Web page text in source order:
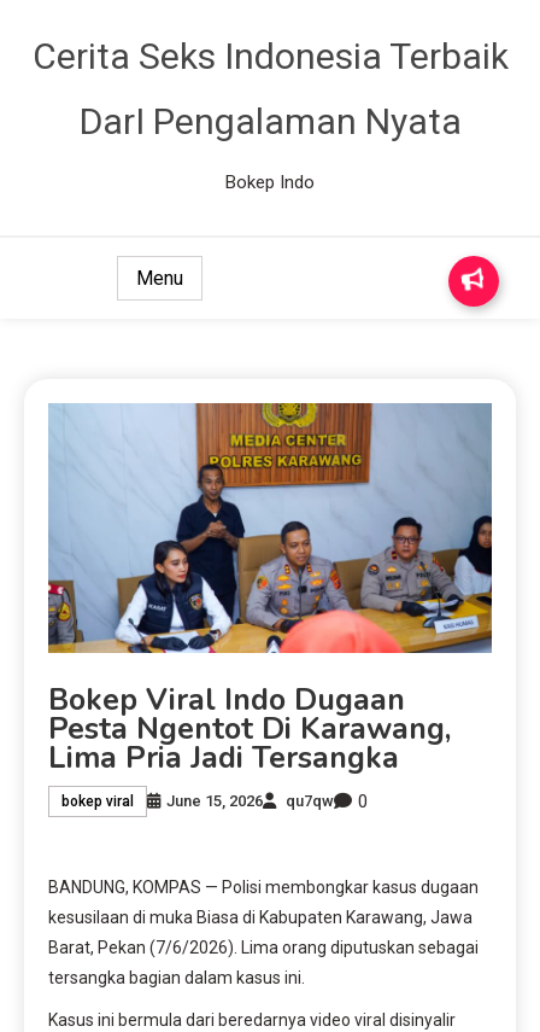
Cerita Seks Indonesia Terbaik
DarI Pengalaman Nyata
Bokep Indo
Menu
Bokep Viral Indo Dugaan
Pesta Ngentot Di Karawang,
Lima Pria Jadi Tersangka
bokep viral June 15, 2026 qu7qw 0
BANDUNG, KOMPAS — Polisi membongkar kasus dugaan
kesusilaan di muka Biasa di Kabupaten Karawang, Jawa
Barat, Pekan (7/6/2026). Lima orang diputuskan sebagai
tersangka bagian dalam kasus ini.
Kasus ini bermula dari beredarnya video viral disinyalir